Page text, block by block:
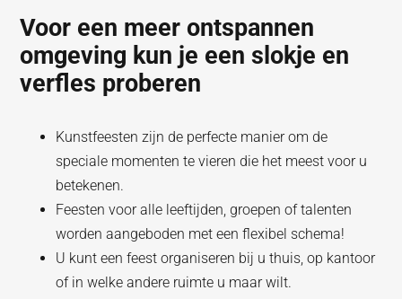
Voor een meer ontspannen
omgeving kun je een slokje en
verfles proberen
Kunstfeesten zijn de perfecte manier om de
speciale momenten te vieren die het meest voor u
betekenen.
Feesten voor alle leeftijden, groepen of talenten
worden aangeboden met een flexibel schema!
U kunt een feest organiseren bij u thuis, op kantoor
of in welke andere ruimte u maar wilt.